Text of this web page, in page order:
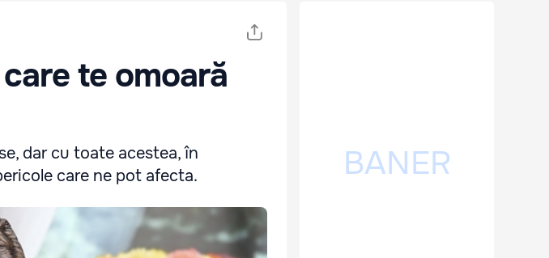
te omoară
dar cu toate acestea, în
care ne pot afecta.